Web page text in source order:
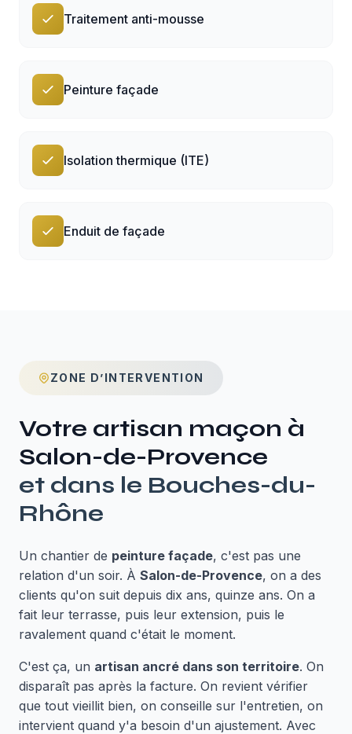
Traitement anti-mousse
Peinture façade
Isolation thermique (ITE)
Enduit de façade
ZONE D’INTERVENTION
Votre artisan maçon à
Salon-de-Provence
et dans le Bouches-du-
Rhône
Un chantier de peinture façade, c'est pas une
relation d'un soir. À Salon-de-Provence, on a des
clients qu'on suit depuis dix ans, quinze ans. On a
fait leur terrasse, puis leur extension, puis le
ravalement quand c'était le moment.
C'est ça, un artisan ancré dans son territoire. On
disparaît pas après la facture. On revient vérifier
que tout vieillit bien, on conseille sur l'entretien, on
intervient quand y'a besoin d'un ajustement. Avec